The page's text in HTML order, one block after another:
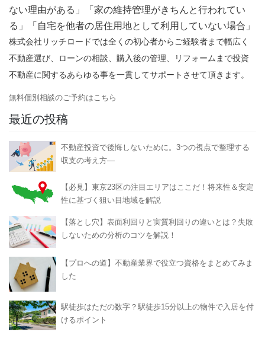
ない理由がある」「家の維持管理がきちんと行われてい
る」「自宅を他者の居住用地として利用していない場合」
株式会社リッチロードでは全くの初心者からご経験者まで幅広く
不動産選び、ローンの相談、購入後の管理、リフォームまで投資
不動産に関するあらゆる事を一貫してサポートさせて頂きます。
無料個別相談のご予約はこちら
最近の投稿
不動産投資で後悔しないために。3つの視点で整理する
収支の考え方―
【必見】東京23区の注目エリアはここだ！将来性＆安定
性に基づく狙い目地域を解説
【落とし穴】表面利回りと実質利回りの違いとは？失敗
しないための分析のコツを解説！
【プロへの道】不動産業界で役立つ資格をまとめてみま
した
駅徒歩はただの数字？駅徒歩15分以上の物件で入居を付
けるポイント